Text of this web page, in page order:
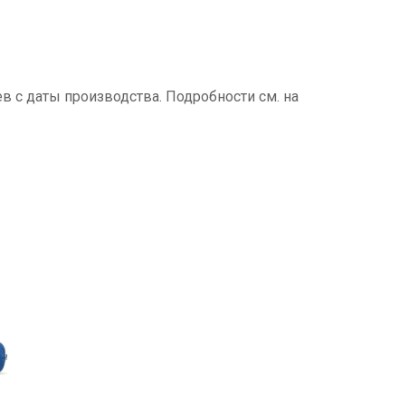
с даты производства. Подробности см. на